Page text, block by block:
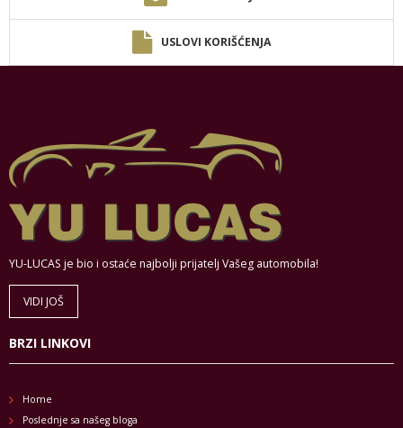
USLOVI KORIŠĆENJA
YU-LUCAS je bio i ostaće najbolji prijatelj Vašeg automobila!
VIDI JOŠ
BRZI LINKOVI
Home
Poslednje sa našeg bloga